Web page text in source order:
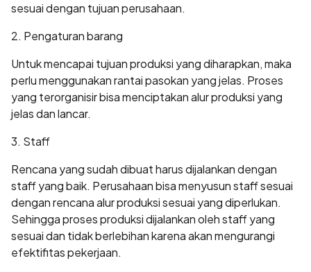
sesuai dengan tujuan perusahaan.
2. Pengaturan barang
Untuk mencapai tujuan produksi yang diharapkan, maka
perlu menggunakan rantai pasokan yang jelas. Proses
yang terorganisir bisa menciptakan alur produksi yang
jelas dan lancar.
3. Staff
Rencana yang sudah dibuat harus dijalankan dengan
staff yang baik. Perusahaan bisa menyusun staff sesuai
dengan rencana alur produksi sesuai yang diperlukan.
Sehingga proses produksi dijalankan oleh staff yang
sesuai dan tidak berlebihan karena akan mengurangi
efektifitas pekerjaan.